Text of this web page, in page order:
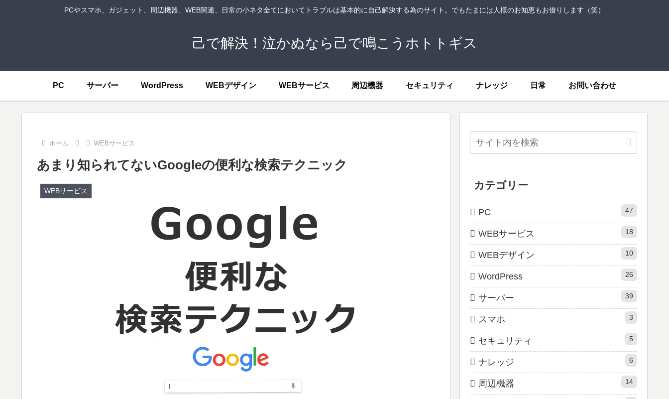
PCやスマホ、ガジェット、周辺機器、WEB関連、日常の小ネタ全てにおいてトラブルは基本的に自己解決する為のサイト。でもたまには人様のお知恵もお借りします（笑）
己で解決！泣かぬなら己で鳴こうホトトギス
PC サーバー WordPress WEBデザイン WEBサービス 周辺機器 セキュリティ ナレッジ 日常 お問い合わせ
ホーム WEBサービス
あまり知られてないGoogleの便利な検索テクニック
WEBサービス
カテゴリー
PC 47
WEBサービス 18
WEBデザイン 10
WordPress 26
サーバー 39
スマホ 3
セキュリティ 5
ナレッジ 6
周辺機器 14